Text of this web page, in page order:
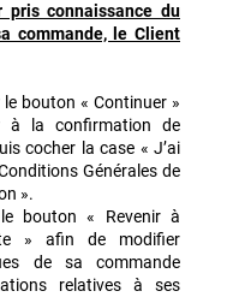
pris connaissance du
commande, le Client
bouton « Continuer »
à la confirmation de
cocher la case « J’ai
Générales de
».
bouton « Revenir à
» afin de modifier
de sa commande
relatives à ses